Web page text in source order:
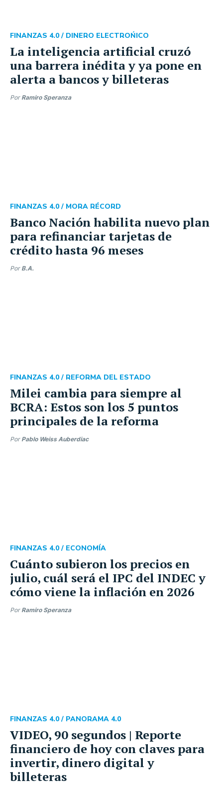
La inteligencia artificial cruzó
una barrera inédita y ya pone en
alerta a bancos y billeteras
FINANZAS 4.0 / DINERO ELECTROŃICO
Por Ramiro Speranza
Banco Nación habilita nuevo plan
para refinanciar tarjetas de
crédito hasta 96 meses
FINANZAS 4.0 / MORA RÉCORD
Por B.A.
Milei cambia para siempre al
BCRA: Estos son los 5 puntos
principales de la reforma
FINANZAS 4.0 / REFORMA DEL ESTADO
Por Pablo Weiss Auberdiac
Cuánto subieron los precios en
julio, cuál será el IPC del INDEC y
cómo viene la inflación en 2026
FINANZAS 4.0 / ECONOMÍA
Por Ramiro Speranza
VIDEO, 90 segundos | Reporte
financiero de hoy con claves para
invertir, dinero digital y
billeteras
FINANZAS 4.0 / PANORAMA 4.0